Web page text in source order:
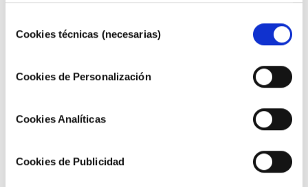
información en nuestraPolítica de Cookies"
deCookies técnicas (necesarias)
Cookies de Personalización
Cookies Analíticas
Cookies de Publicidad
TUBO POLIAMIDA PA12